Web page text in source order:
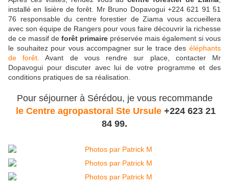
installé en lisière de forêt. Mr Bruno Dopavogui +224 621 91 51
76 responsable du centre forestier de Ziama vous accueillera
avec son équipe de Rangers pour vous faire découvrir la richesse
de ce massif de forêt primaire préservée mais également si vous
le souhaitez pour vous accompagner sur le trace des éléphants
de forêt.
Avant de vous rendre sur place, contacter Mr
Dopavogui pour discuter avec lui de votre programme et des
conditions pratiques de sa réalisation.
Pour séjourner à Sérédou, je vous recommande
le Centre agropastoral Ste Ursule +224 623 21
84 99.